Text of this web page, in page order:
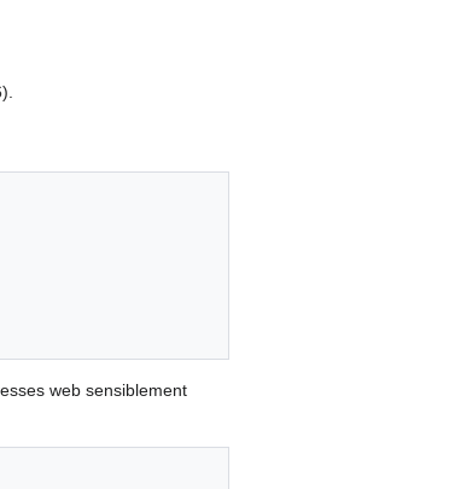
web sensiblement